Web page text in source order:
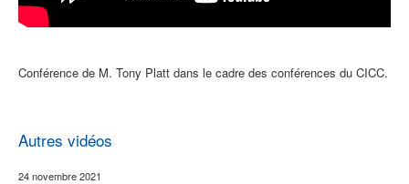
Conférence de M. Tony Platt dans le cadre des conférences du CICC.
Autres vidéos
24 novembre 2021